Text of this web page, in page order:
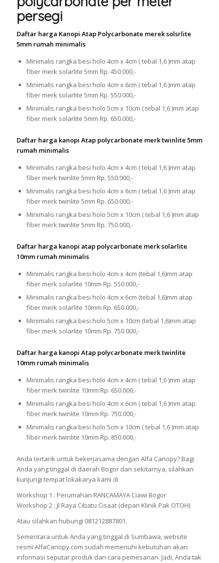
persegi
Daftar harga Kanopi Atap Polycarbonate merek solsrlite
5mm rumah minimalis
Minimalis rangka besi holo 4cm x 4cm ( tebal 1,6 )mm atap
fiber merk solarlite 5mm Rp. 450.000,-
Minimalis rangka besi holo 4cm x 6cm ( tebal 1,6 )mm atap
fiber merk solarlite 5mm Rp. 550.000,-
Minimalis rangka besi holo 5cm x 10cm ( tebal 1,6 )mm atap
fiber merk solarlite 5mm Rp. 650.000,-
Daftar harga kanopi Atap polycarbonate merk twinlite 5mm
rumah minimalis
Minimalis rangka besi holo 4cm x 4cm ( tebal 1,6 )mm atap
fiber merk twinlite 5mm Rp. 550.000,-
Minimalis rangka besi holo 4cm x 6cm ( tebal 1,6 )mm atap
fiber merk twinlite 5mm Rp. 650.000,-
Minimalis rangka besi holo 5cm x 10cm ( tebal 1,6 )mm atap
fiber merk twinlite 5mm Rp. 750.000,-
Daftar harga kanopi atap polycarbonate merk solarlite
10mm rumah minimalis
Minimalis rangka besi holo 4cm x 4cm (tebal 1,6)mm atap
fiber merk solarlite 10mm Rp. 550.000,-
Minimalis rangka besi holo 4cm x 6cm (tebal 1,6)mm atap
fiber merk solarlite 10mm Rp. 650.000,-
Minimalis rangka besi holo 5cm x 10cm (tebal 1,6)mm atap
fiber merk solarlite 10mm Rp. 750.000,-
Daftar harga kanopi Atap polycarbonate merk twinlite
10mm rumah minimalis
Minimalis rangka besi holo 4cm x 4cm ( tebal 1,6 )mm atap
fiber merk twinlite 10mm Rp. 650.000,-
Minimalis rangka besi holo 4cm x 6cm ( tebal 1,6 )mm atap
fiber merk twinlite 10mm Rp. 750.000,-
Minimalis rangka besi holo 5cm x 10cm ( tebal 1,6 )mm atap
fiber merk twinlite 10mm Rp. 850.000,-
Anda tertarik untuk bekerjasama dengan Alfa Canopy? Bagi
Anda yang tinggal di daerah Bogor dan sekitarnya, silahkan
kunjungi tempat lokakarya kami di
Workshop 1 : Perumahan RANCAMAYA Ciawi Bogor
Workshop 2 : Jl Raya Cibatu Cisaat (depan Klinik Pak OTOH)
Atau silahkan hubungi 081212887801.
Sementara untuk Anda yang tinggal di Sumbawa, website
resmi AlfaCanopy.com sudah memenuhi kebutuhan akan
informasi seputar produk dan cara pemesanan. Jadi, Anda tak